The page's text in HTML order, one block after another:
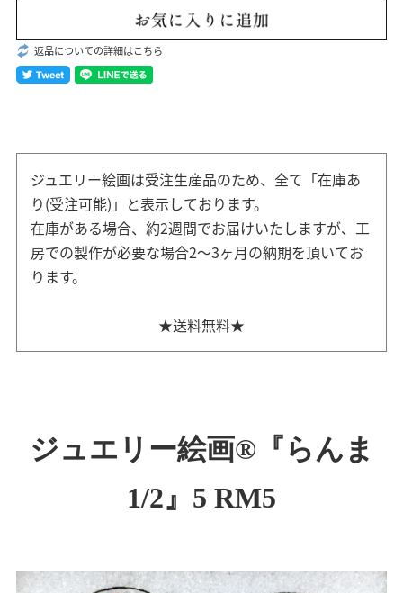
返品についての詳細はこちら
ジュエリー絵画は受注生産品のため、全て「在庫あ
り(受注可能)」と表示しております。
在庫がある場合、約2週間でお届けいたしますが、工
房での製作が必要な場合2～3ヶ月の納期を頂いてお
ります。
★送料無料★
ジュエリー絵画®『らんま
1/2』5 RM5